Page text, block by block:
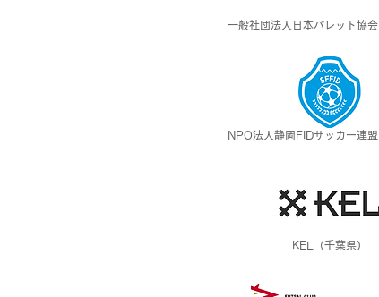
一般社団法人日本パレット協会
NPO法人静岡FIDサッカー連盟
KEL（千葉県）